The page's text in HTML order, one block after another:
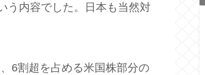
う内容でした。日本も当然対
6割超を占める米国株部分の